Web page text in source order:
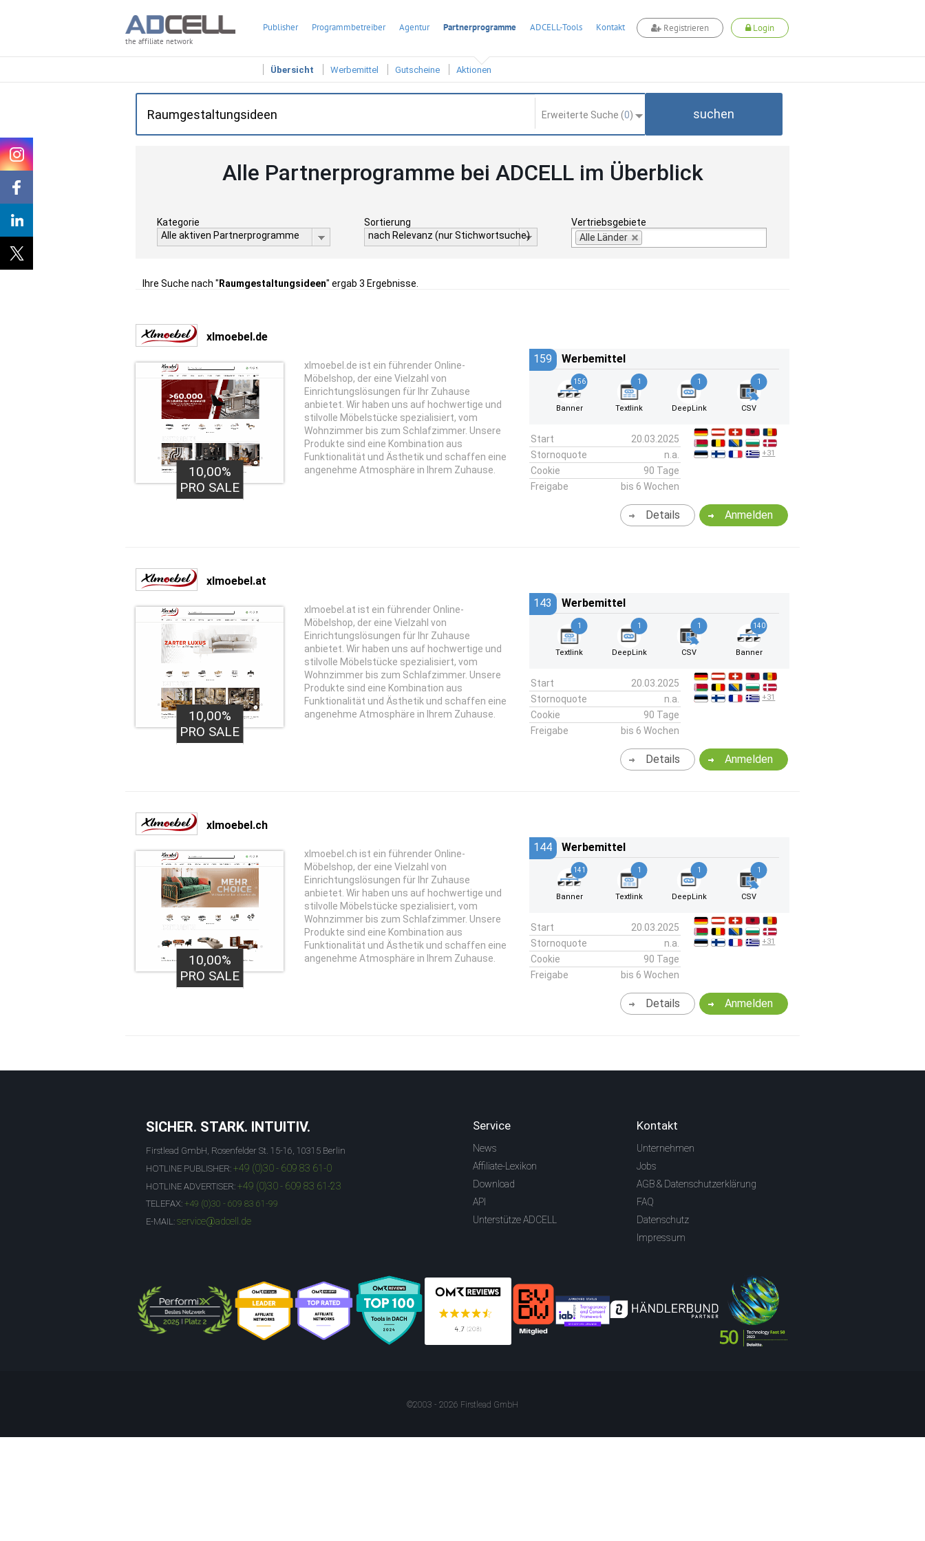
the affiliate network
Publisher Programmbetreiber Agentur Partnerprogramme ADCELL-Tools Kontakt Registrieren Login
Übersicht Werbemittel Gutscheine Aktionen
Erweiterte Suche (0) suchen
Alle Partnerprogramme bei ADCELL im Überblick
Kategorie
Alle aktiven Partnerprogramme
Sortierung
nach Relevanz (nur Stichwortsuche)
Vertriebsgebiete
Alle Länder
Ihre Suche nach " Raumgestaltungsideen" ergab 3 Ergebnisse.
xlmoebel.de
10,00%
PRO SALE
xlmoebel.de ist ein führender Online-
Möbelshop, der eine Vielzahl von
Einrichtungslösungen für Ihr Zuhause
anbietet. Wir haben uns auf hochwertige und
stilvolle Möbelstücke spezialisiert, vom
Wohnzimmer bis zum Schlafzimmer. Unsere
Produkte sind eine Kombination aus
Funktionalität und Ästhetik und schaffen eine
angenehme Atmosphäre in Ihrem Zuhause.
159 Werbemittel
156
Banner
1
Textlink
1
DeepLink
1
CSV
Start
20.03.2025
Stornoquote
n.a.
Cookie
90 Tage
Freigabe
bis 6 Wochen
+31
Anmelden
Details
xlmoebel.at
10,00%
PRO SALE
xlmoebel.at ist ein führender Online-
Möbelshop, der eine Vielzahl von
Einrichtungslösungen für Ihr Zuhause
anbietet. Wir haben uns auf hochwertige und
stilvolle Möbelstücke spezialisiert, vom
Wohnzimmer bis zum Schlafzimmer. Unsere
Produkte sind eine Kombination aus
Funktionalität und Ästhetik und schaffen eine
angenehme Atmosphäre in Ihrem Zuhause.
143 Werbemittel
1
Textlink
1
DeepLink
1
CSV
140
Banner
Start
20.03.2025
Stornoquote
n.a.
Cookie
90 Tage
Freigabe
bis 6 Wochen
+31
Anmelden
Details
xlmoebel.ch
10,00%
PRO SALE
xlmoebel.ch ist ein führender Online-
Möbelshop, der eine Vielzahl von
Einrichtungslösungen für Ihr Zuhause
anbietet. Wir haben uns auf hochwertige und
stilvolle Möbelstücke spezialisiert, vom
Wohnzimmer bis zum Schlafzimmer. Unsere
Produkte sind eine Kombination aus
Funktionalität und Ästhetik und schaffen eine
angenehme Atmosphäre in Ihrem Zuhause.
144 Werbemittel
141
Banner
1
Textlink
1
DeepLink
1
CSV
Start
20.03.2025
Stornoquote
n.a.
Cookie
90 Tage
Freigabe
bis 6 Wochen
+31
Anmelden
Details
SICHER. STARK. INTUITIV.
Firstlead GmbH, Rosenfelder St. 15-16, 10315 Berlin
HOTLINE PUBLISHER: +49 (0)30 - 609 83 61-0
HOTLINE ADVERTISER: +49 (0)30 - 609 83 61-23
TELEFAX: +49 (0)30 - 609 83 61-99
E-MAIL: service@adcell.de
Service
News
Affiliate-Lexikon
Download
API
Unterstütze ADCELL
Kontakt
Unternehmen
Jobs
AGB & Datenschutzerklärung
FAQ
Datenschutz
Impressum
©2003 - 2026 Firstlead GmbH